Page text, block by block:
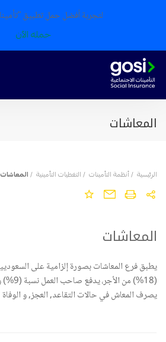
لتجربة أفضل حمل تطبيق
حمله الآن
المعاشات
الرئيسية / أنظمة التأمينات / التغطيات التأمينية / المعاشات
المعاشات
يطبق فرع المعاشات بصورة إلزامية على
يصرف المعاش في حالات التقاعد, العجز, و الوفاة